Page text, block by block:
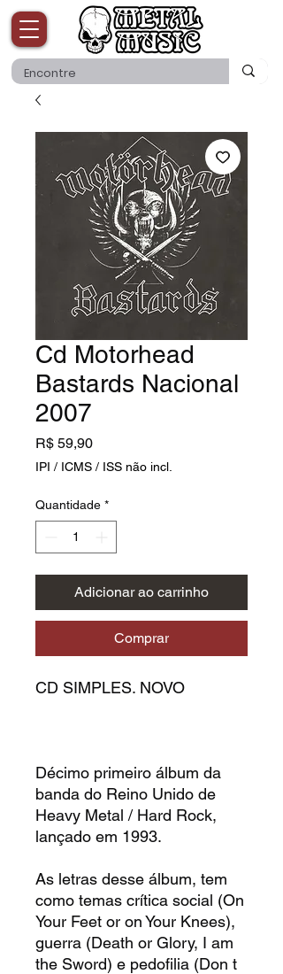
Cd Motorhead
Bastards Nacional
2007
R$ 59,90Preço
IPI / ICMS / ISS não incl.
Quantidade *
Adicionar ao carrinho
Comprar
CD SIMPLES. NOVO
Décimo primeiro álbum da
banda do Reino Unido de
Heavy Metal / Hard Rock,
lançado em 1993.
As letras desse álbum, tem
como temas crítica social (On
Your Feet or on Your Knees),
guerra (Death or Glory, I am
the Sword) e pedofilia (Don t